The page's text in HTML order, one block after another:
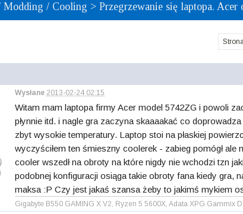
Modding / Cooling > Przegrzewanie się laptopa. Acer
Wysłane 2013-02-24 02:15
Witam mam laptopa firmy Acer model 5742ZG i powoli
płynnie itd. i nagle gra zaczyna skaaaakać co
zbyt wysokie temperatury. Laptop stoi na płaskiej
wyczyściłem ten śmieszny coolerek - zabieg pomógł
cooler wszedł na obroty na które nigdy nie wchodzi tzn
podobnej konfiguracji osiąga takie obroty fana kiedy gra,
maksa :P Czy jest jakaś szansa żeby to jakimś mykiem
Gigabyte B550 GAMING X V2, Ryzen 5 5600X, Adata XPG Gammix